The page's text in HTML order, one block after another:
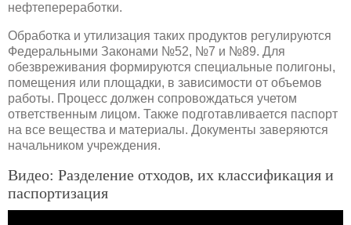
нефтепереработки.
Обработка и утилизация таких продуктов регулируются
Федеральными Законами №52, №7 и №89. Для
обезвреживания формируются специальные полигоны,
помещения или площадки, в зависимости от объемов
работы. Процесс должен сопровождаться учетом
ответственным лицом. Также подготавливается паспорт
на все вещества и материалы. Документы заверяются
начальником учреждения.
Видео: Разделение отходов, их классификация и
паспортизация